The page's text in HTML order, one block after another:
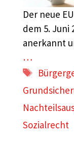
Der neue
dem 5. Juni
anerkannt
…
Sozialrecht